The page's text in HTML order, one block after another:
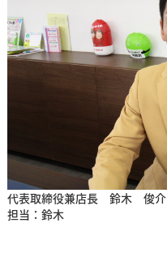
代表取締役兼店長 鈴木 俊介
担当：鈴木